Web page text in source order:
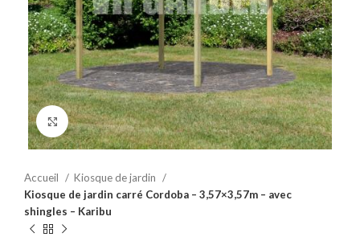
Click to enlarge
Accueil
Kiosque de jardin
Kiosque de jardin carré Cordoba – 3,57×3,57m – avec
shingles – Karibu